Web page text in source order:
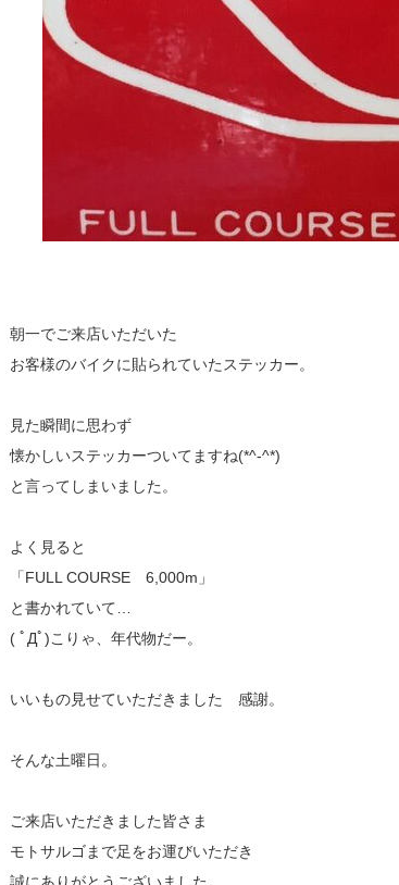
朝一でご来店いただいた
お客様のバイクに貼られていたステッカー。
見た瞬間に思わず
懐かしいステッカーついてますね(*^-^*)
と言ってしまいました。
よく見ると
「FULL COURSE 6,000m」
と書かれていて…
( ﾟДﾟ)こりゃ、年代物だー。
いいもの見せていただきました 感謝。
そんな土曜日。
ご来店いただきました皆さま
モトサルゴまで足をお運びいただき